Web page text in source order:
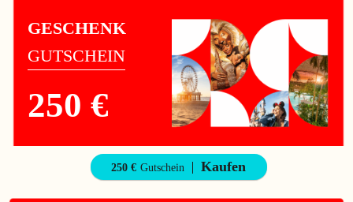
GESCHENK
GUTSCHEIN
250 €
250 € Gutschein Kaufen